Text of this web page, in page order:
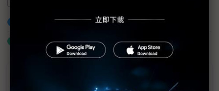
加入已選取到「關鍵字追蹤」
什麼是「關鍵字追蹤」